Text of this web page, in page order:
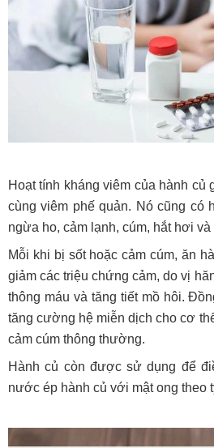
Hoạt tính kháng viêm của hành củ
cùng viêm phế quản. Nó cũng có
ngừa ho, cảm lạnh, cúm, hắt hơi
Mỗi khi bị sốt hoặc cảm cúm, ăn
giảm các triệu chứng cảm, do vị
thông máu và tăng tiết mồ hôi.
tăng cường hệ miễn dịch cho cơ
cảm cúm thông thường.
Hành củ còn được sử dụng để
nước ép hành củ với mật ong theo